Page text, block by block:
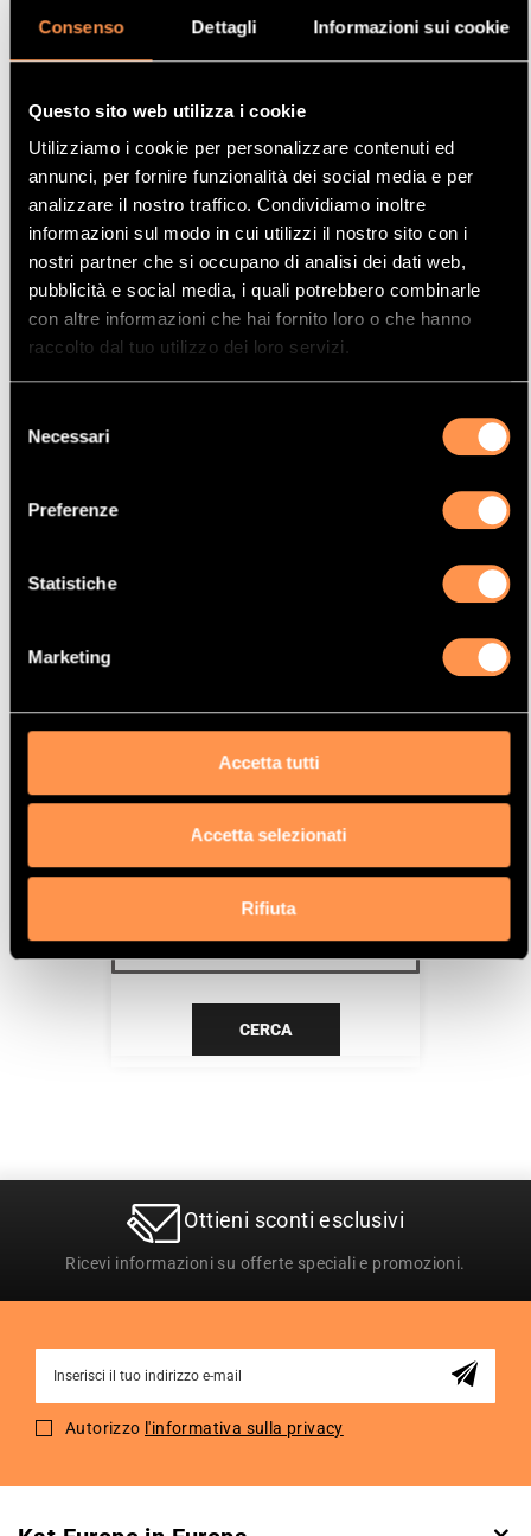
Consenso Dettagli Informazioni sui cookie
Questo sito web utilizza i cookie
Utilizziamo i cookie per personalizzare contenuti ed
annunci, per fornire funzionalità dei social media e per
analizzare il nostro traffico. Condividiamo inoltre
informazioni sul modo in cui utilizzi il nostro sito con i
nostri partner che si occupano di analisi dei dati web,
pubblicità e social media, i quali potrebbero combinarle
con altre informazioni che hai fornito loro o che hanno
raccolto dal tuo utilizzo dei loro servizi.
delNecessari
Preferenze
Statistiche
Marketing
Accetta tutti
Accetta selezionati
Rifiuta
Mostrare Per pagina
La vostra selezione
Prodotto
Catalizzatore
Manufacturer
Versione
Motor code
Data
CERCA IL TUO PRODOTTO PER
CERCA
Ottieni sconti esclusivi
Ricevi informazioni su offerte speciali e promozioni.
for
Autorizzo l'informativa sulla privacy